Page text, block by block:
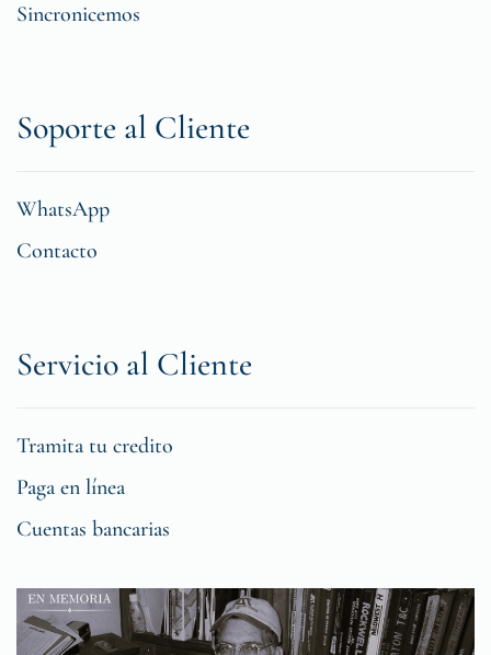
Sincronicemos
Soporte al Cliente
WhatsApp
Contacto
Servicio al Cliente
Tramita tu credito
Paga en línea
Cuentas bancarias